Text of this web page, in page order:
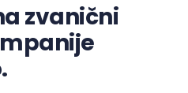
zvanični